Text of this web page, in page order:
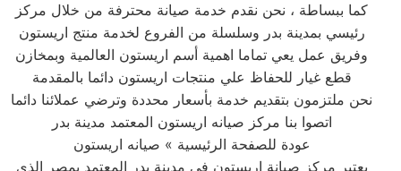
كما ببساطة ، نحن نقدم خدمة صيانة محترفة من خلال مركز
رئيسي بمدينة بدر وسلسلة من الفروع لخدمة منتج اريستون
وفريق عمل يعي تماما اهمية أسم اريستون العالمية وبمخازن
قطع غيار للحفاظ علي منتجات اريستون دائما بالمقدمة
نحن ملتزمون بتقديم خدمة بأسعار محددة وترضي عملائنا دائما
اتصوا بنا مركز صيانه اريستون المعتمد مدينة بدر
عودة للصفحة الرئيسية » صيانه اريستون
يعتبر مركز صيانة اريستون في مدينة بدر المعتمد بمصر الذى